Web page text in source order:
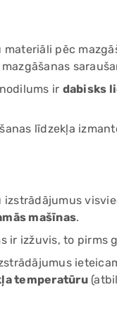
materiāli pēc
ir dabisks
līdzekļa
izstrādājumus
mašīnas.
ir izžuvis, to pirms
temperatūru